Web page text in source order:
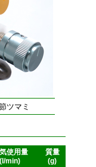
ツマミ
使用量
(l/min)
質量
(g)